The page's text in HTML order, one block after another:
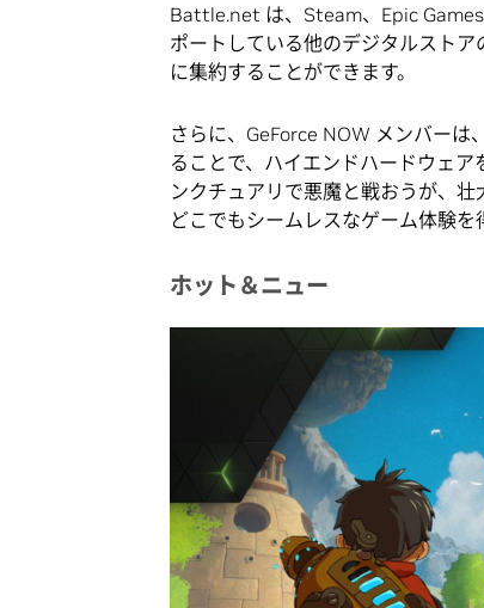
Battle.net は、Steam、Epic
ポートしている他のデジタルスト
に集約することができます。
さらに、GeForce NOW メンバーは
ることで、ハイエンドハードウェ
ンクチュアリで悪魔と戦おうが、
どこでもシームレスなゲーム体験を
ホット＆ニュー